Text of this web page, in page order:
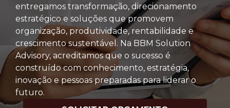
entregamos transformação, direcionamento
estratégico e soluções que promovem
organização, produtividade, rentabilidade e
crescimento sustentável. Na BBM Solution
Advisory, acreditamos que o sucesso é
construído com conhecimento, estratégia,
inovação e pessoas preparadas para liderar o
futuro.